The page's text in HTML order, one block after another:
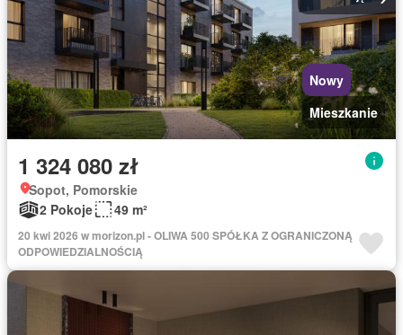
Nowy
Mieszkanie
1 324 080 zł
Sopot, Pomorskie
2 Pokoje
49 m²
20 kwi 2026 w morizon.pl - OLIWA 500 SPÓŁKA Z OGRANICZONĄ
ODPOWIEDZIALNOŚCIĄ